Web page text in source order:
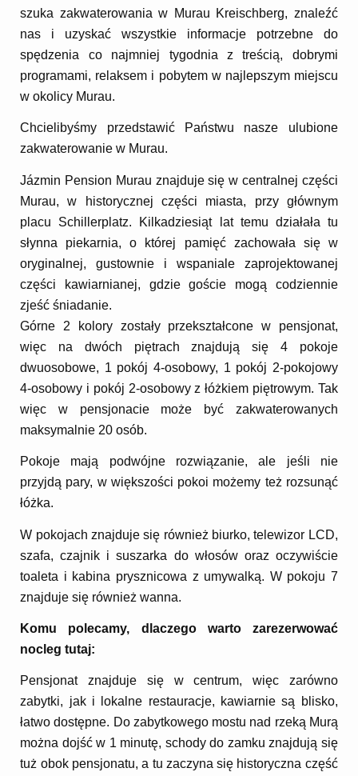
szuka zakwaterowania w Murau Kreischberg, znaleźć
nas i uzyskać wszystkie informacje potrzebne do
spędzenia co najmniej tygodnia z treścią, dobrymi
programami, relaksem i pobytem w najlepszym miejscu
w okolicy Murau.
Chcielibyśmy przedstawić Państwu nasze ulubione
zakwaterowanie w Murau.
Jázmin Pension Murau znajduje się w centralnej części
Murau, w historycznej części miasta, przy głównym
placu Schillerplatz. Kilkadziesiąt lat temu działała tu
słynna piekarnia, o której pamięć zachowała się w
oryginalnej, gustownie i wspaniale zaprojektowanej
części kawiarnianej, gdzie goście mogą codziennie
zjeść śniadanie.
Górne 2 kolory zostały przekształcone w pensjonat,
więc na dwóch piętrach znajdują się 4 pokoje
dwuosobowe, 1 pokój 4-osobowy, 1 pokój 2-pokojowy
4-osobowy i pokój 2-osobowy z łóżkiem piętrowym. Tak
więc w pensjonacie może być zakwaterowanych
maksymalnie 20 osób.
Pokoje mają podwójne rozwiązanie, ale jeśli nie
przyjdą pary, w większości pokoi możemy też rozsunąć
łóżka.
W pokojach znajduje się również biurko, telewizor LCD,
szafa, czajnik i suszarka do włosów oraz oczywiście
toaleta i kabina prysznicowa z umywalką. W pokoju 7
znajduje się również wanna.
Komu polecamy, dlaczego warto zarezerwować
nocleg tutaj:
Pensjonat znajduje się w centrum, więc zarówno
zabytki, jak i lokalne restauracje, kawiarnie są blisko,
łatwo dostępne. Do zabytkowego mostu nad rzeką Murą
można dojść w 1 minutę, schody do zamku znajdują się
tuż obok pensjonatu, a tu zaczyna się historyczna część